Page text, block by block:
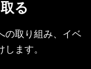
る
の取り組み、イベ
ます。